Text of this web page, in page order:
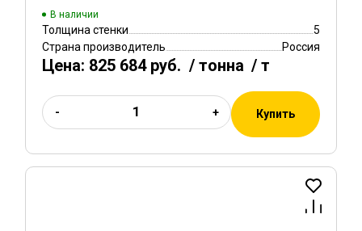
В наличии
Толщина стенки
5
Страна производитель
Россия
Цена: 825 684 руб. / тонна / т
- + Купить